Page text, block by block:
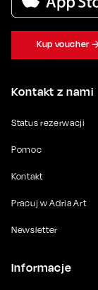
Kontakt z nami
Status rezerwacji
Pomoc
Kontakt
Pracuj w Adria Art
Newsletter
Informacje
Kup voucher